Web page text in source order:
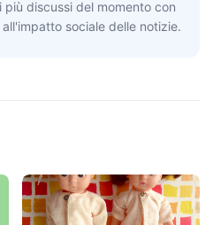
più discussi del momento con
sociale delle notizie.